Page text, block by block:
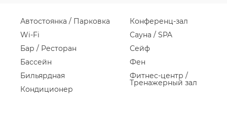
Автостоянка / Парковка
Wi-Fi
Бар / Ресторан
Бассейн
Бильярдная
Кондиционер
Конференц-зал
Сауна / SPA
Сейф
Фен
Фитнес-центр /
Тренажерный зал